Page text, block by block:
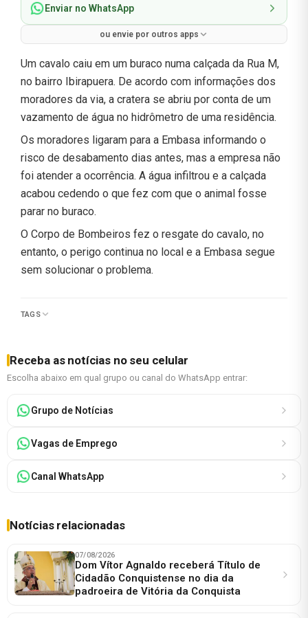
Enviar no WhatsApp
ou envie por outros apps
Um cavalo caiu em um buraco numa calçada da Rua M,
no bairro Ibirapuera. De acordo com informações dos
moradores da via, a cratera se abriu por conta de um
vazamento de água no hidrômetro de uma residência.
Os moradores ligaram para a Embasa informando o
risco de desabamento dias antes, mas a empresa não
foi atender a ocorrência. A água infiltrou e a calçada
acabou cedendo o que fez com que o animal fosse
parar no buraco.
O Corpo de Bombeiros fez o resgate do cavalo, no
entanto, o perigo continua no local e a Embasa segue
sem solucionar o problema.
TAGS
Receba as notícias no seu celular
Escolha abaixo em qual grupo ou canal do WhatsApp entrar:
Grupo de Notícias
Vagas de Emprego
Canal WhatsApp
Notícias relacionadas
07/08/2026
Dom Vítor Agnaldo receberá Título de
Cidadão Conquistense no dia da
padroeira de Vitória da Conquista